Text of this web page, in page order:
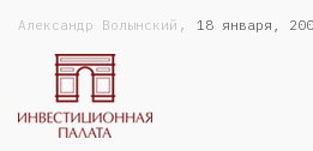
Александр Волынский , 18 января,